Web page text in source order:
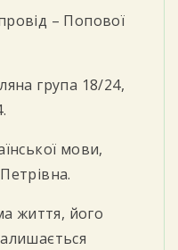
– Попової
група 18/24,
мови,
життя, його